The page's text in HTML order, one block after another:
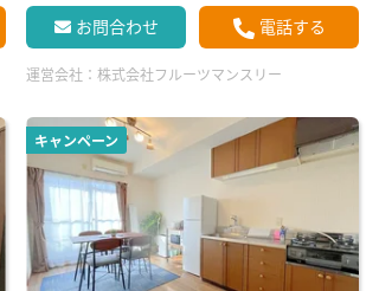
お問合わせ 電話する
運営会社：株式会社フルーツマンスリー
キャンペーン